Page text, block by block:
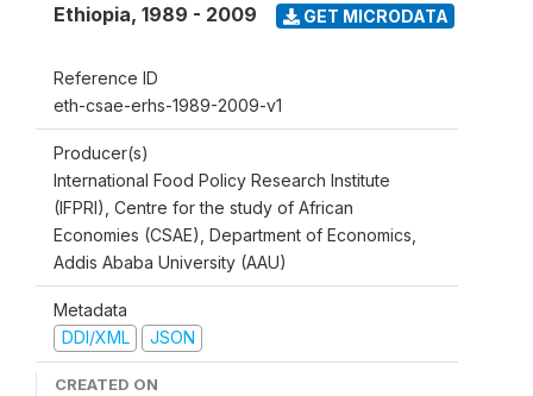
Ethiopia, 1989 - 2009 GET MICRODATA
Reference ID
eth-csae-erhs-1989-2009-v1
Producer(s)
International Food Policy Research Institute
(IFPRI), Centre for the study of African
Economies (CSAE), Department of Economics,
Addis Ababa University (AAU)
Metadata
DDI/XML
JSON
CREATED ON